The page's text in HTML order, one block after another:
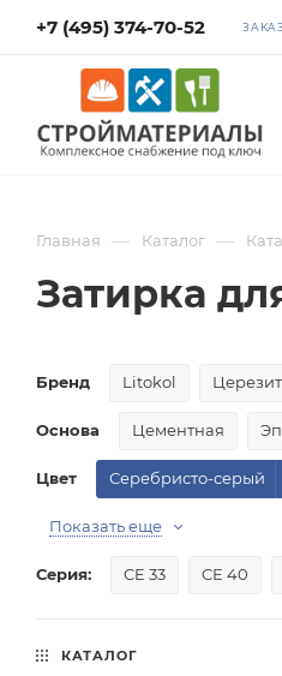
+7 (495) 374-70-52
Главная — Каталог —
Затирка
Бренд Litokol Церезит
Основа Цементная
Цвет Серебристо-серый
Показать еще
Серия: CE 33 CE 40
КАТАЛОГ